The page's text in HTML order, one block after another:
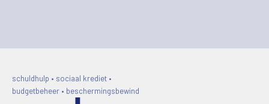
schuldhulp • sociaal krediet •
budgetbeheer • beschermingsbewind